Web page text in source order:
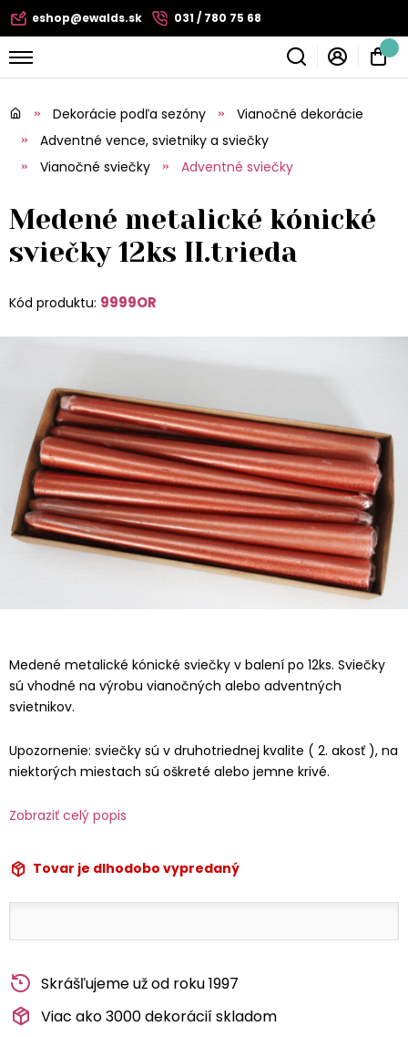
eshop@ewalds.sk 031 / 780 75 68
Dekorácie podľa sezóny
Vianočné dekorácie
Adventné vence, svietniky a sviečky
Vianočné sviečky
Adventné sviečky
Medené metalické kónické
sviečky 12ks II.trieda
Kód produktu: 9999OR
Medené metalické kónické sviečky v balení po 12ks. Sviečky
sú vhodné na výrobu vianočných alebo adventných
svietnikov.
Upozornenie: sviečky sú v druhotriednej kvalite ( 2. akosť ), na
niektorých miestach sú oškreté alebo jemne krivé.
Zobraziť celý popis
Tovar je dlhodobo vypredaný
Skrášľujeme už od roku 1997
Viac ako 3000 dekorácií skladom